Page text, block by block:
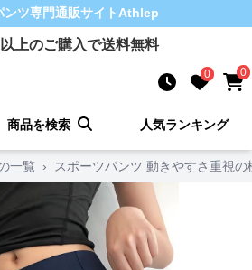
ンツ専門通販サイト Athlep
上のご購入で送料無料
0 0
商品を検索 人気ランキング
一覧 › スポーツパンツ 動きやすさ重視